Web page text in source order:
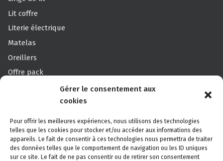
Gérer le consentement aux
cookies
Pour offrir les meilleures expériences, nous utilisons des technologies
telles que les cookies pour stocker et/ou accéder aux informations des
appareils. Le fait de consentir à ces technologies nous permettra de traiter
des données telles que le comportement de navigation ou les ID uniques
sur ce site. Le fait de ne pas consentir ou de retirer son consentement
Lit coffre
Literie électrique
Matelas
Oreillers
Offre pack
Sommier Professionnels
Surmatelas
Canapé des Savoie